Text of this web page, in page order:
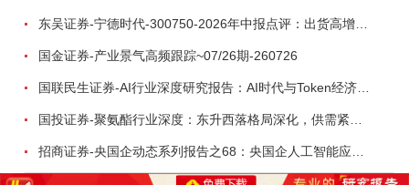
东吴证券-宁德时代-300750-2026年中报点评：出货高增业绩稳健，回购彰显龙头信心-260726
国金证券-产业景气高频跟踪~07/26期-260726
国联民生证券-AI行业深度研究报告：AI时代与Token经济，从技术符号到数字石油-260801